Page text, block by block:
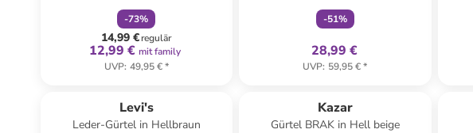
-73%
14,99 €regulär
12,99 € mit family
UVP: 49,95 €*
-51%
28,99 €
UVP: 59,95 €*
Levi's
Leder-Gürtel in Hellbraun
Kazar
Gürtel BRAK in Hell beige